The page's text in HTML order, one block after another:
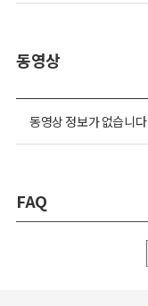
동영상
동영상 정보가 없습니다
FAQ